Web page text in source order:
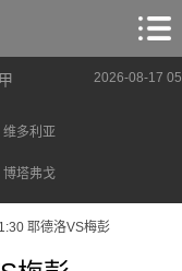
2026-08-17
维多利亚
博塔弗戈
耶德洛VS梅彭